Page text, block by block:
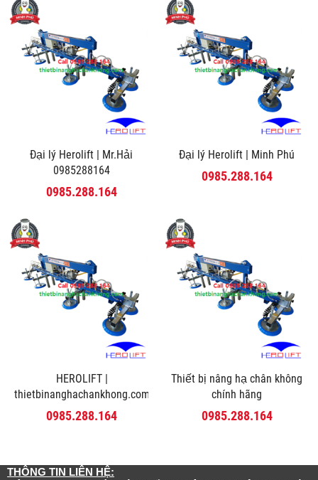
Đại lý Herolift | Mr.Hải
0985288164
0985.288.164
Đại lý Herolift | Minh Phú
0985.288.164
HEROLIFT |
thietbinanghachankhong.com
0985.288.164
Thiết bị nâng hạ chân không
chính hãng
0985.288.164
THÔNG TIN LIÊN HỆ: